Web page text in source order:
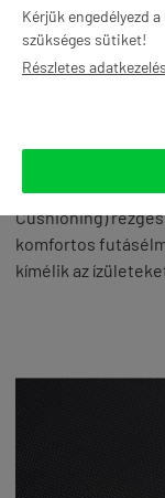
Kérjük engedélyezd
szükséges sütiket!
Részletes
extra vastag 1,6
tulajdonságai,
Cushioning)
komfortos
kímélik az